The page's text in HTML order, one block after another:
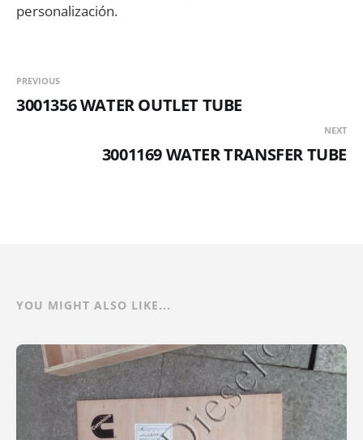
personalización.
PREVIOUS
3001356 WATER OUTLET TUBE
NEXT
3001169 WATER TRANSFER TUBE
YOU MIGHT ALSO LIKE...